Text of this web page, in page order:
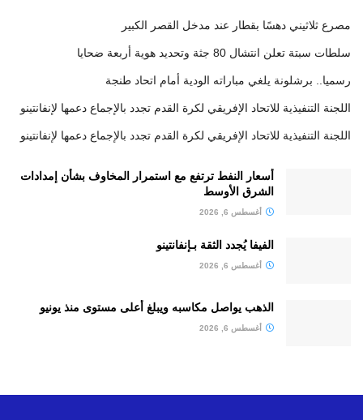
مصرع ثلاثيني دهسًا بقطار عند مدخل القصر الكبير
سلطات سبتة تعلن انتشال 80 جثة وتحديد هوية أربعة ضحايا
رسميا.. برشلونة يلغي مباراته الودية أمام اتحاد طنجة
اللجنة التنفيذية للاتحاد الإفريقي لكرة القدم تجدد بالإجماع دعمها لإنفانتينو
اللجنة التنفيذية للاتحاد الإفريقي لكرة القدم تجدد بالإجماع دعمها لإنفانتينو
أسعار النفط ترتفع مع استمرار المخاوف بشأن إمدادات
الشرق الأوسط
أغسطس 6, 2026
الفيفا يُجدد الثقة بـإنفانتينو
أغسطس 6, 2026
الذهب يواصل مكاسبه ويبلغ أعلى مستوى منذ يونيو
أغسطس 6, 2026